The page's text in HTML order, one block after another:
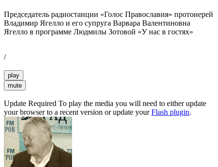
Председатель радиостанции «Голос Православия» протоиерей
Владимир Ягелло и его супруга Варвара Валентиновна
Ягелло в программе Людмилы Зотовой «У нас в гостях»
/
play
mute
Update Required To play the media you will need to either update
your browser to a recent version or update yourFlash plugin.